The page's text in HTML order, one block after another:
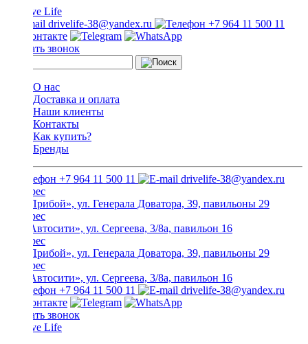
drivelife-38@yandex.ru +7 964 11 500 11
Заказать звонок
О нас
Доставка и оплата
Наши клиенты
Контакты
Как купить?
Бренды
+7 964 11 500 11 drivelife-38@yandex.ru
ТЦ «Прибой», ул. Генерала Доватора, 39, павильоны 29
ТЦ «Автосити», ул. Сергеева, 3/8а, павильон 16
ТЦ «Прибой», ул. Генерала Доватора, 39, павильоны 29
ТЦ «Автосити», ул. Сергеева, 3/8а, павильон 16
+7 964 11 500 11
drivelife-38@yandex.ru
Заказать звонок